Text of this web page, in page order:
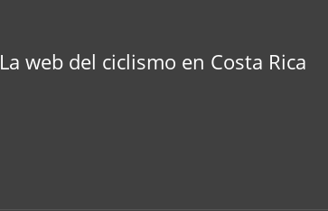
La web del ciclismo en Costa Rica